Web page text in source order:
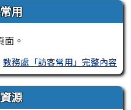
用
。
教務處「訪客常用」完整內容
源